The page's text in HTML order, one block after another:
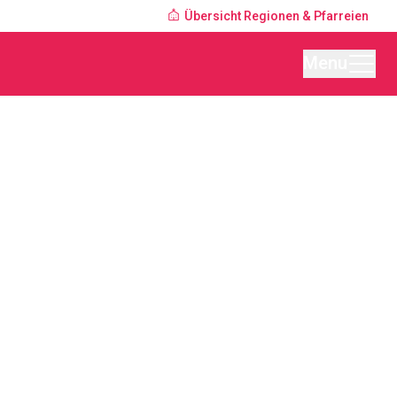
Übersicht Regionen & Pfarreien